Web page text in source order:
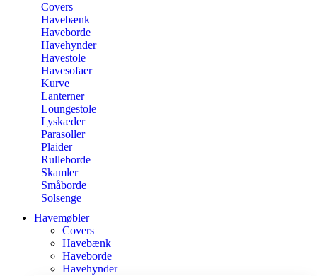
Covers
Havebænk
Haveborde
Havehynder
Havestole
Havesofaer
Kurve
Lanterner
Loungestole
Lyskæder
Parasoller
Plaider
Rulleborde
Skamler
Småborde
Solsenge
Havemøbler
Covers
Havebænk
Haveborde
Havehynder